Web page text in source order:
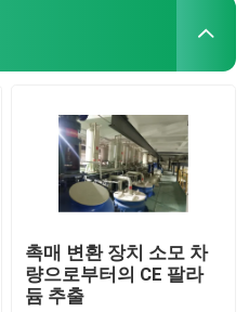
촉매 변환 장치 소모 차
량으로부터의 CE 팔라
듐 추출